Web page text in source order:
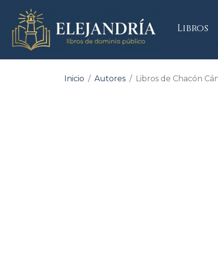
Libros
Inicio Autores Libros de Chacón